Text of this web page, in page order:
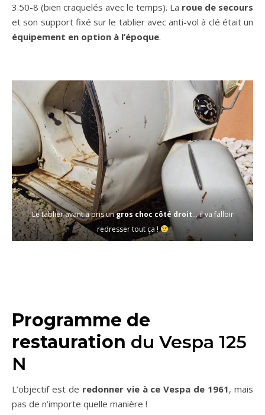
3.50-8 (bien craquelés avec le temps). La roue de secours
et son support fixé sur le tablier avec anti-vol à clé était un
équipement en option à l’époque.
Le tablier avant a pris ungros choc côté droit… il va falloir
redresser tout ça !
Programme de
restauration du Vespa 125
N
L’objectif est de redonner vie à ce Vespa de 1961, mais
pas de n’importe quelle manière !